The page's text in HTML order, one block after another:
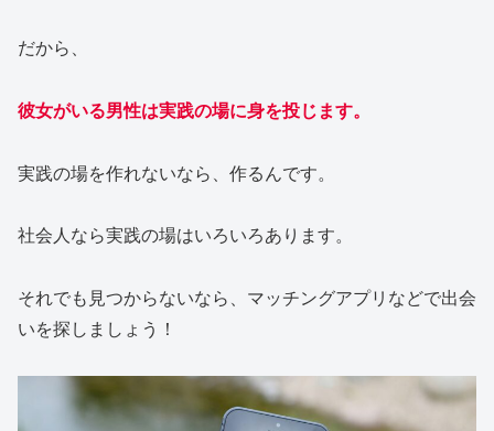
だから、
彼女がいる男性は実践の場に身を投じます。
実践の場を作れないなら、作るんです。
社会人なら実践の場はいろいろあります。
それでも見つからないなら、マッチングアプリなどで出会
いを探しましょう！